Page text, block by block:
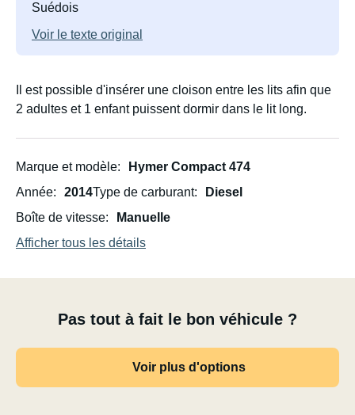
Suédois
Voir le texte original
Il est possible d'insérer une cloison entre les lits afin que
2 adultes et 1 enfant puissent dormir dans le lit long.
Marque et modèle
Hymer Compact 474
Année
2014Type de carburant
Diesel
Boîte de vitesse
Manuelle
Afficher tous les détails
Pas tout à fait le bon véhicule ?
Voir plus d'options